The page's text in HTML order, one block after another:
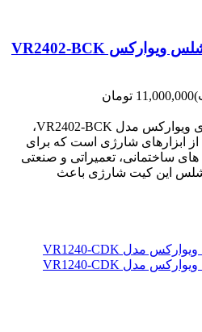
11,000,000 تومان
کیت شارژی براشلس دو عددی ویوارکس مدل VR2402-BCK،
ابزارهای شارژی است که برای
ساختمانی، تعمیراتی و صنعتی
این کیت شارژی باعث